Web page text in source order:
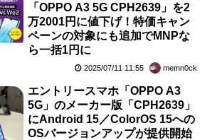
「OPPO A3 5G CPH2639」を2
万2001円に値下げ！特価キャン
ペーンの対象にも追加でMNPな
ら一括1円に
2025/07/11 11:55 memn0ck
エントリースマホ「OPPO A3
5G」のメーカー版「CPH2639」
にAndroid 15／ColorOS 15への
OSバージョンアップが提供開始